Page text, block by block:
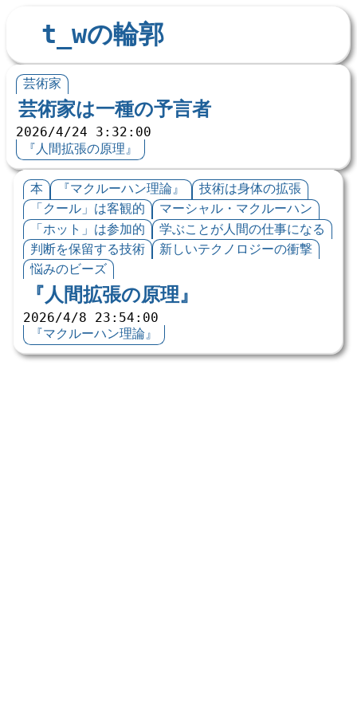
t_wの輪郭
芸術家
芸術家は一種の予言者
2026/4/24 3:32:00
『人間拡張の原理』
本 『マクルーハン理論』
技術は身体の拡張
「クール」は客観的
マーシャル・マクルーハン
「ホット」は参加的
学ぶことが人間の仕事になる
判断を保留する技術
新しいテクノロジーの衝撃
悩みのビーズ
『人間拡張の原理』
2026/4/8 23:54:00
『マクルーハン理論』